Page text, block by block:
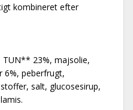
kombineret efter
TUN** 23%, majsolie,
peberfrugt,
salt, glucosesirup,